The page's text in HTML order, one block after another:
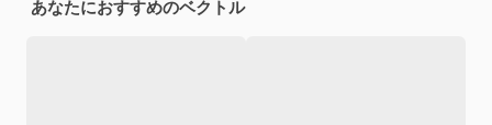
あなたにおすすめのベクトル